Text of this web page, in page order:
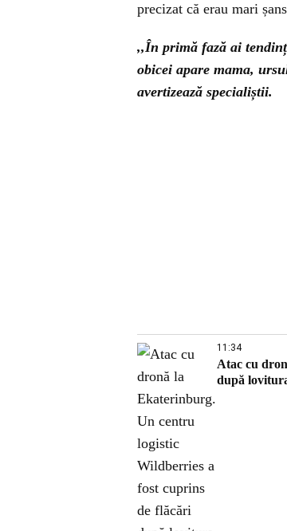
precizat că erau mari
,,În primă fază ai
obicei apare mama,
avertizează specialiștii.
11:34
Atac cu
după